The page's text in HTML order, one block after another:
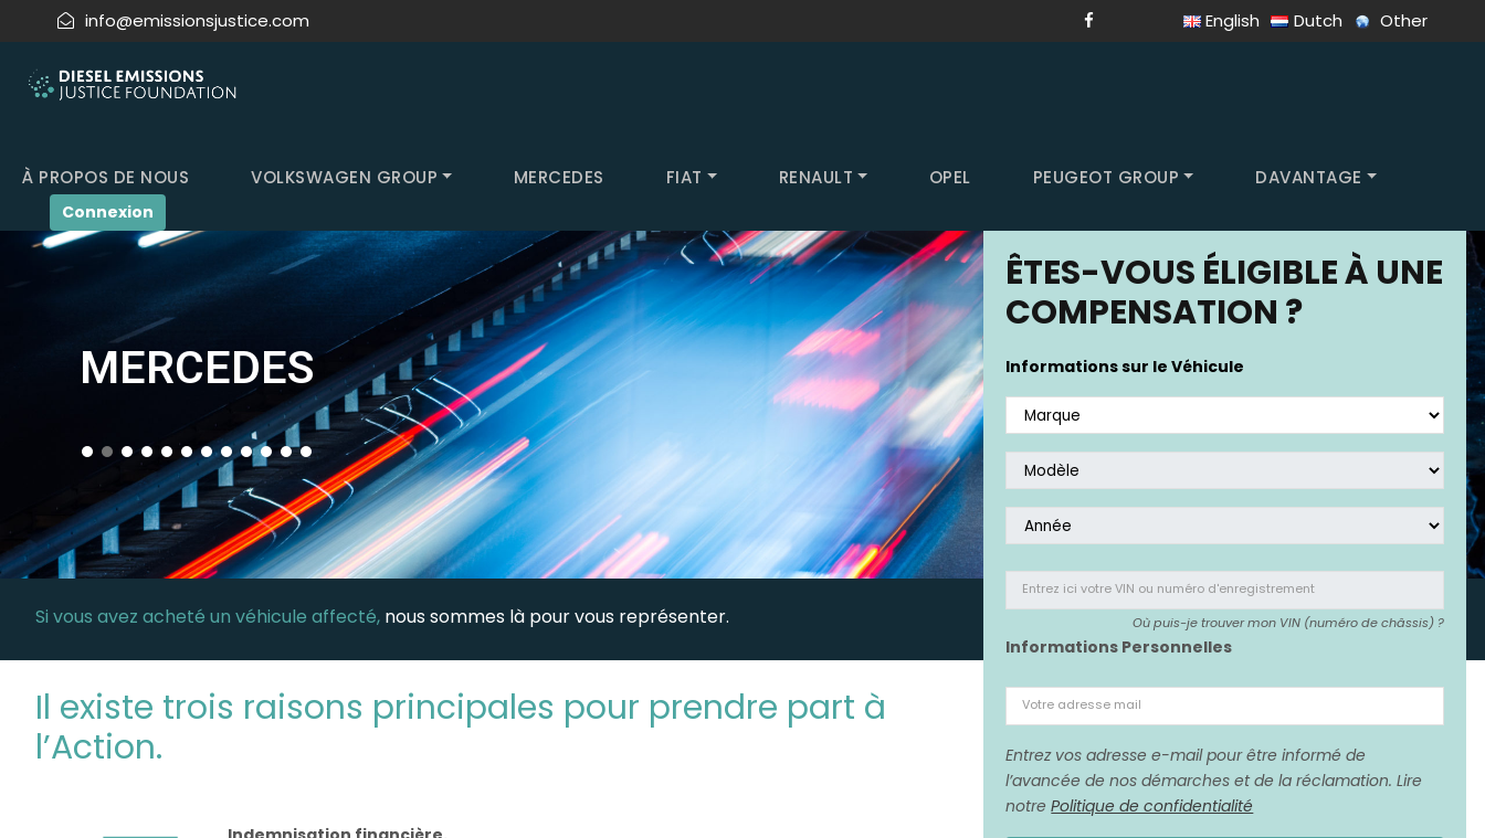
info@emissionsjustice.com English Dutch Other
À PROPOS DE NOUS VOLKSWAGEN GROUP MERCEDES FIAT RENAULT OPEL PEUGEOT GROUP DAVANTAGE
Connexion
MERCEDES
ÊTES-VOUS ÉLIGIBLE À UNE
COMPENSATION ?
Informations sur le Véhicule
Entrez ici votre VIN ou numéro d'enregistrement
Où puis-je trouver mon VIN (numéro de châssis) ?
Informations Personnelles
Votre adresse mail
Entrez vos adresse e-mail pour être informé de
l’avancée de nos démarches et de la réclamation. Lire
notrePolitique de confidentialité
Si vous avez acheté un véhicule affecté, nous sommes là pour vous représenter.
Il existe trois raisons principales pour prendre part à
l’Action.